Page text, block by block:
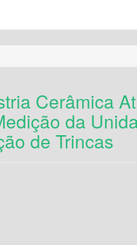
Cerâmica
da
de Trincas